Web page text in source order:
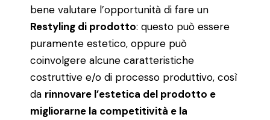
bene valutare l’opportunità di fare un
Restyling di prodotto: questo può essere
puramente estetico, oppure può
coinvolgere alcune caratteristiche
costruttive e/o di processo produttivo, così
da rinnovare l’estetica del prodotto e
migliorarne la competitività e la